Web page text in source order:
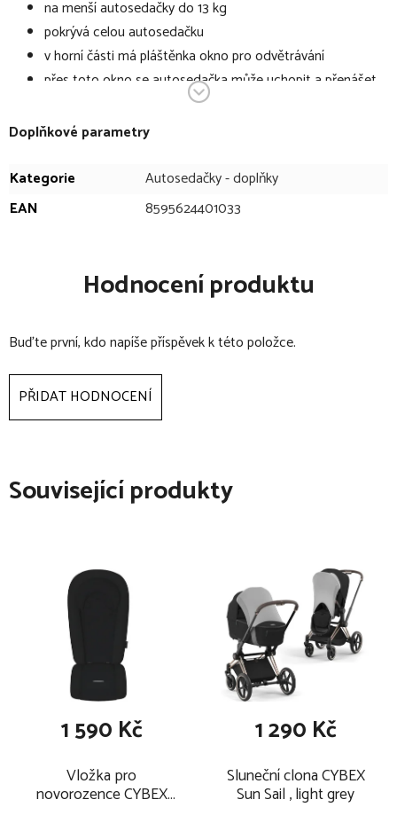
na menší autosedačky do 13 kg
pokrývá celou autosedačku
v horní části má pláštěnka okno pro odvětrávání
přes toto okno se autosedačka může uchopit a přenášet
vyrobena z bezftalátové atestované fólie z PVC
lemovaná PES lemovkami s dlouhou životností a
Doporučení výrobce:
„zahřát“ ve vnitřním prostředí, zabráníte tak „polámání“
Doplňkové parametry
Kategorie
Autosedačky - doplňky
EAN
8595624401033
Hodnocení produktu
Buďte první, kdo napíše příspěvek k této položce.
PŘIDAT HODNOCENÍ
Související produkty
Vložka pro
novorozence CYBEX
1 590 Kč
Sluneční clona CYBEX
Sun Sail , light grey
1 290 Kč